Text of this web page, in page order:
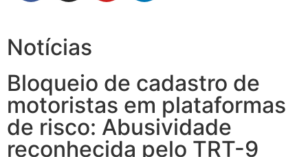
Notícias
Bloqueio de cadastro de
motoristas em plataformas
de risco: Abusividade
reconhecida pelo TRT-9